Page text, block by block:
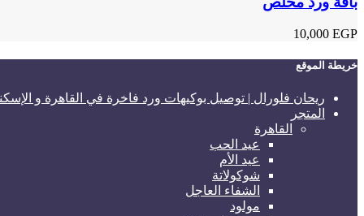
10,000 EGP
خريطة الموقع
ريحان فلورال | توصيل بوكيهات ورد فاخرة في القاهرة و
المتجر
القاهرة
عيد الحب
عيد الأم
شوكولاتة
الشفاء العاجل
مولود